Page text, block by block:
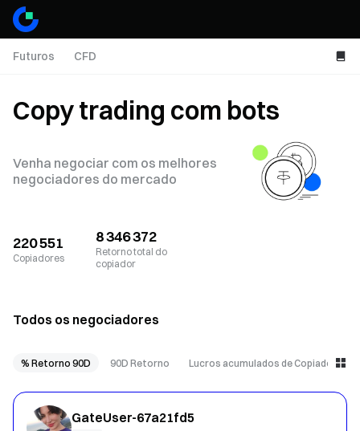
Futuros CFD
Copy trading com bots
Venha negociar com os melhores
negociadores do mercado
220 551
Copiadores
8 346 372
Retorno total do
copiador
Todos os negociadores
% Retorno 90D 90D Retorno Lucros acumulados de Copiadores
GateUser-67a21fd5